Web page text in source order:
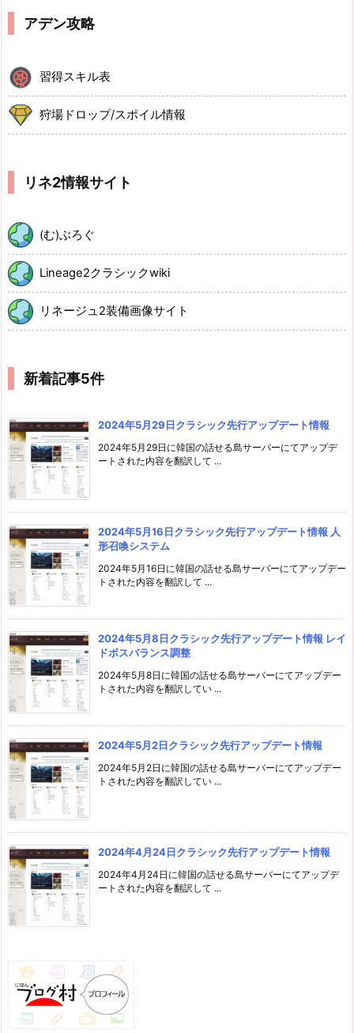
アデン攻略
習得スキル表
狩場ドロップ/スポイル情報
リネ2情報サイト
(む)ぶろぐ
Lineage2クラシックwiki
リネージュ2装備画像サイト
新着記事5件
2024年5月29日クラシック先行アップデート情報
2024年5月29日に韓国の話せる島サーバーにてアップデ
ートされた内容を翻訳して ...
2024年5月16日クラシック先行アップデート情報 人
形召喚システム
2024年5月16日に韓国の話せる島サーバーにてアップデー
トされた内容を翻訳して ...
2024年5月8日クラシック先行アップデート情報 レイ
ドボスバランス調整
2024年5月8日に韓国の話せる島サーバーにてアップデー
トされた内容を翻訳してい ...
2024年5月2日クラシック先行アップデート情報
2024年5月2日に韓国の話せる島サーバーにてアップデー
トされた内容を翻訳してい ...
2024年4月24日クラシック先行アップデート情報
2024年4月24日に韓国の話せる島サーバーにてアップデ
ートされた内容を翻訳して ...